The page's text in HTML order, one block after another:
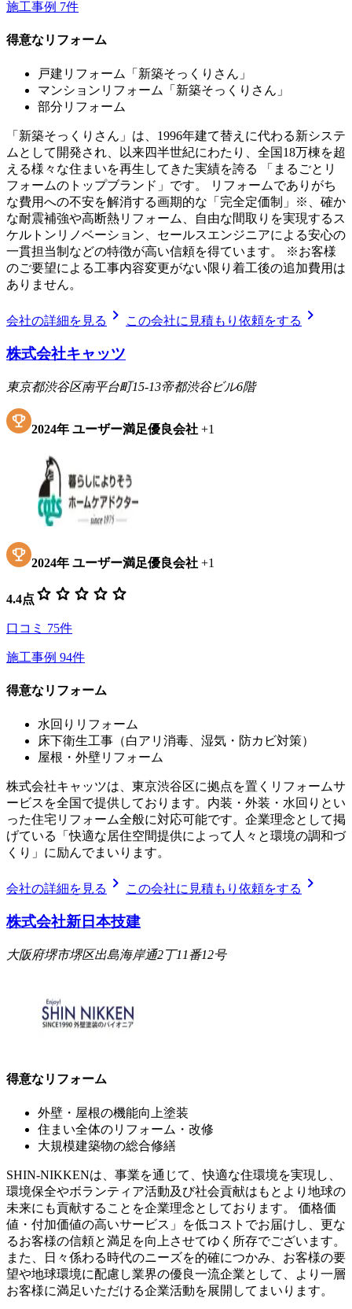
施工事例 7件
得意なリフォーム
戸建リフォーム「新築そっくりさん」
マンションリフォーム「新築そっくりさん」
部分リフォーム
「新築そっくりさん」は、1996年建て替えに代わる新システ
ムとして開発され、以来四半世紀にわたり、全国18万棟を超
える様々な住まいを再生してきた実績を誇る 「まるごとリ
フォームのトップブランド」です。 リフォームでありがち
な費用への不安を解消する画期的な「完全定価制」※、確か
な耐震補強や高断熱リフォーム、自由な間取りを実現するス
ケルトンリノベーション、セールスエンジニアによる安心の
一貫担当制などの特徴が高い信頼を得ています。 ※お客様
のご要望による工事内容変更がない限り着工後の追加費用は
ありません。
会社の詳細を見る chevron_right この会社に見積もり依頼をする chevron_right
株式会社キャッツ
東京都渋谷区南平台町15-13帝都渋谷ビル6階
2024年 ユーザー満足優良会社 +1
2024年 ユーザー満足優良会社 +1
4.4点 star star star star star
口コミ 75件
施工事例 94件
得意なリフォーム
水回りリフォーム
床下衛生工事（白アリ消毒、湿気・防カビ対策）
屋根・外壁リフォーム
株式会社キャッツは、東京渋谷区に拠点を置くリフォームサ
ービスを全国で提供しております。内装・外装・水回りとい
った住宅リフォーム全般に対応可能です。企業理念として掲
げている「快適な居住空間提供によって人々と環境の調和づ
くり」に励んでまいります。
会社の詳細を見る chevron_right この会社に見積もり依頼をする chevron_right
株式会社新日本技建
大阪府堺市堺区出島海岸通2丁11番12号
得意なリフォーム
外壁・屋根の機能向上塗装
住まい全体のリフォーム・改修
大規模建築物の総合修繕
SHIN-NIKKENは、事業を通じて、快適な住環境を実現し、
環境保全やボランティア活動及び社会貢献はもとより地球の
未来にも貢献することを企業理念としております。 価格価
値・付加価値の高いサービス」を低コストでお届けし、更な
るお客様の信頼と満足を向上させてゆく所存でございます。
また、日々係わる時代のニーズを的確につかみ、お客様の要
望や地球環境に配慮し業界の優良一流企業として、より一層
お客様に満足いただける企業活動を展開してまいります。